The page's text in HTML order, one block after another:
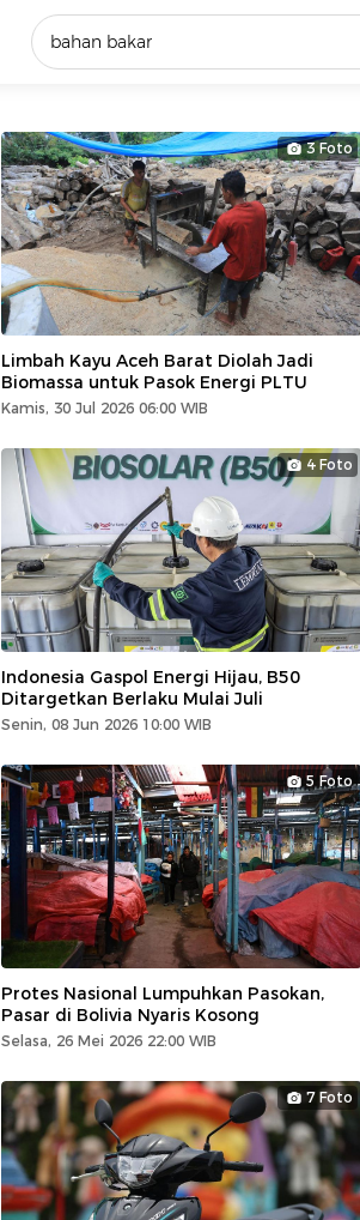
Loading...
Promoted
Terakhir yang dicari
Loading...
3 Foto
Limbah Kayu Aceh Barat Diolah Jadi
Biomassa untuk Pasok Energi PLTU
Kamis, 30 Jul 2026 06:00 WIB
4 Foto
Indonesia Gaspol Energi Hijau, B50
Ditargetkan Berlaku Mulai Juli
Senin, 08 Jun 2026 10:00 WIB
5 Foto
Protes Nasional Lumpuhkan Pasokan,
Pasar di Bolivia Nyaris Kosong
Selasa, 26 Mei 2026 22:00 WIB
7 Foto